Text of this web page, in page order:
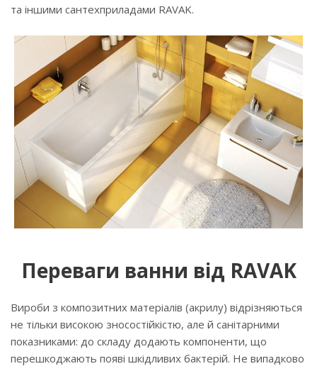
та іншими сантехприладами RAVAK.
Переваги ванни від RAVAK
Вироби з композитних матеріалів (акрилу) відрізняються
не тільки високою зносостійкістю, але й санітарними
показниками: до складу додають компоненти, що
перешкоджають появі шкідливих бактерій. Не випадково